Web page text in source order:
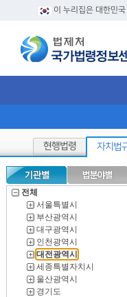
이 누리집은 대한민
현행법령 자치법
전체
서울특별시
부산광역시
대구광역시
인천광역시
대전광역시
세종특별자치시
울산광역시
경기도